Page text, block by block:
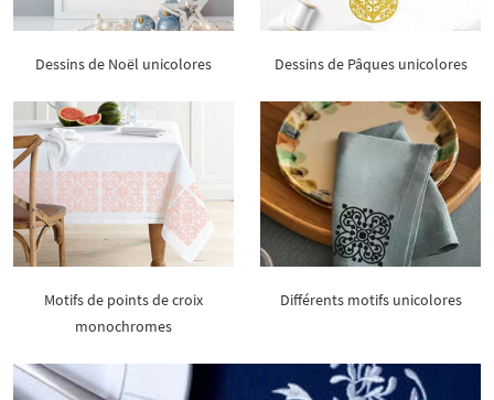
Dessins de Noël unicolores Dessins de Pâques unicolores
Motifs de points de croix
monochromes
Différents motifs unicolores